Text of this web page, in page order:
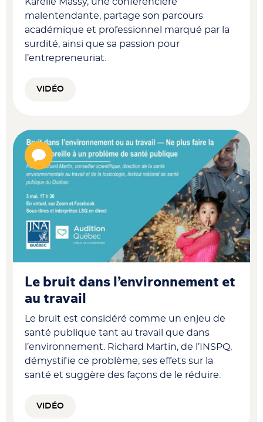
malentendante, partage son parcours
académique et professionnel marqué par la
surdité, ainsi que sa passion pour
l’entrepreneuriat.
VIDÉO
Le bruit dans l’environnement et
au travail
Le bruit est considéré comme un enjeu de
santé publique tant au travail que dans
l’environnement. Richard Martin, de l’INSPQ,
démystifie ce problème, ses effets sur la
santé et suggère des façons de le réduire.
VIDÉO